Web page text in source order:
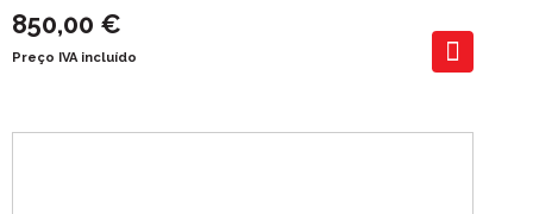
850,00 €
Preço IVA incluído